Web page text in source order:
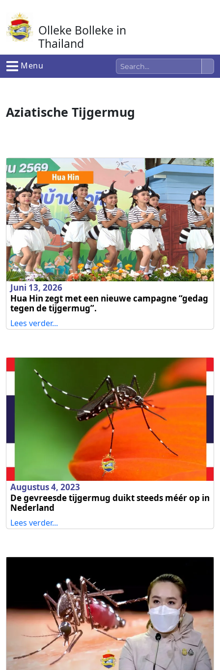
naar
de
inhoud
Olleke Bolleke in
Thailand
In Thailand
Menu
Aziatische Tijgermug
Juni 13, 2026
Hua Hin zegt met een nieuwe campagne “gedag
tegen de tijgermug”.
Lees verder...
Augustus 4, 2023
De gevreesde tijgermug duikt steeds méér op in
Nederland
Lees verder...